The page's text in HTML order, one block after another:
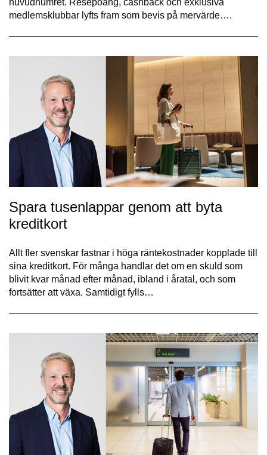
huvudnumret. Resepoäng, cashback och exklusiva
medlemsklubbar lyfts fram som bevis på mervärde….
Spara tusenlappar genom att byta
kreditkort
Allt fler svenskar fastnar i höga räntekostnader kopplade till
sina kreditkort. För många handlar det om en skuld som
blivit kvar månad efter månad, ibland i åratal, och som
fortsätter att växa. Samtidigt fylls…